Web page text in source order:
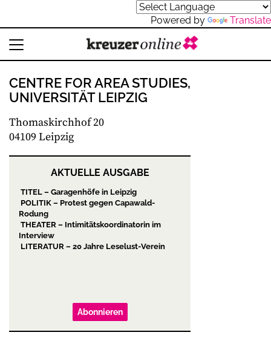
Powered by Translate
CENTRE FOR AREA STUDIES,
UNIVERSITÄT LEIPZIG
Thomaskirchhof 20
04109 Leipzig
AKTUELLE AUSGABE
TITEL – Garagenhöfe in Leipzig
POLITIK – Protest gegen Capawald-
Rodung
THEATER – Intimitätskoordinatorin im
Interview
LITERATUR – 20 Jahre Leselust-Verein
Abonnieren